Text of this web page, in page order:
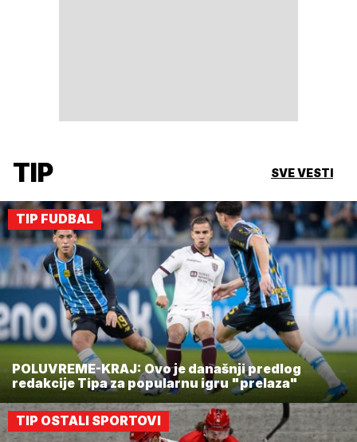
TIP SVE VESTI
TIP FUDBAL
POLUVREME-KRAJ: Ovo je današnji predlog
redakcije Tipa za popularnu igru "prelaza"
TIP OSTALI SPORTOVI